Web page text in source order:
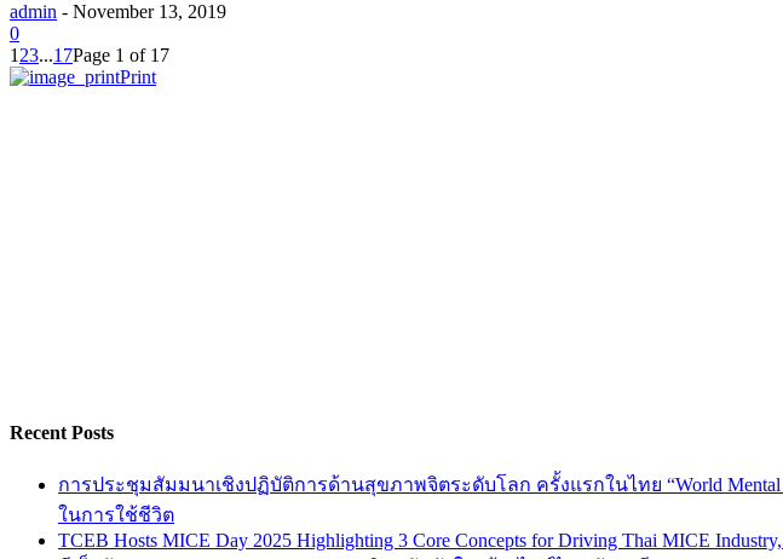
admin - November 13, 2019
0
1 23...17Page 1 of 17
Print
Recent Posts
การประชุมสัมมนาเชิงปฏิบัติการด้านสุขภาพจิตระดับโลก ครั้งแรกในไทย “World
ในการใช้ชีวิต
TCEB Hosts MICE Day 2025 Highlighting 3 Core Concepts for Driving Thai MICE